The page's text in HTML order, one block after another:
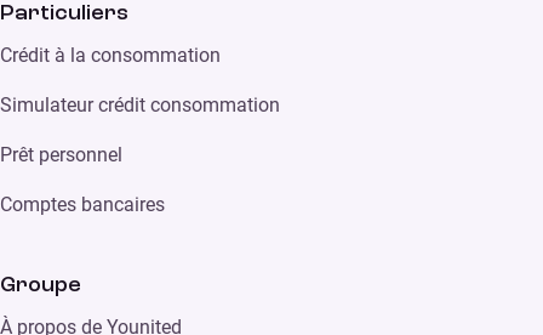
Particuliers
Crédit à la consommation
Simulateur crédit consommation
Prêt personnel
Comptes bancaires
Groupe
À propos de Younited